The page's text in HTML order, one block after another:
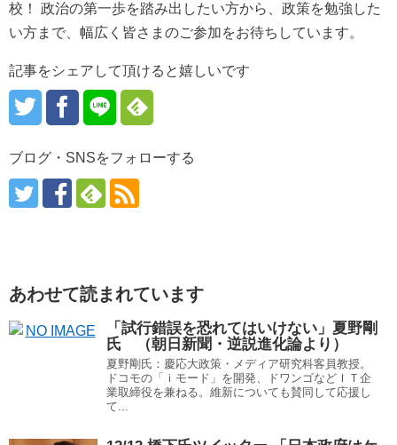
校！ 政治の第一歩を踏み出したい方から、政策を勉強した
い方まで、幅広く皆さまのご参加をお待ちしています。
記事をシェアして頂けると嬉しいです
ブログ・SNSをフォローする
あわせて読まれています
「試行錯誤を恐れてはいけない」夏野剛
氏 （朝日新聞・逆説進化論より）
夏野剛氏：慶応大政策・メディア研究科客員教授。
ドコモの「ｉモード」を開発、ドワンゴなどＩＴ企
業取締役を兼ねる。維新についても賛同して応援し
て...